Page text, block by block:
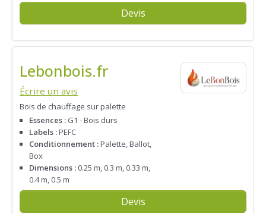
Devis
Lebonbois.fr
Écrire un avis
Bois de chauffage sur palette
Essences : G1 - Bois durs
Labels :PEFC
Conditionnement :Palette, Ballot,
Box
Dimensions : 0.25 m, 0.3 m, 0.33 m,
0.4 m, 0.5 m
Devis